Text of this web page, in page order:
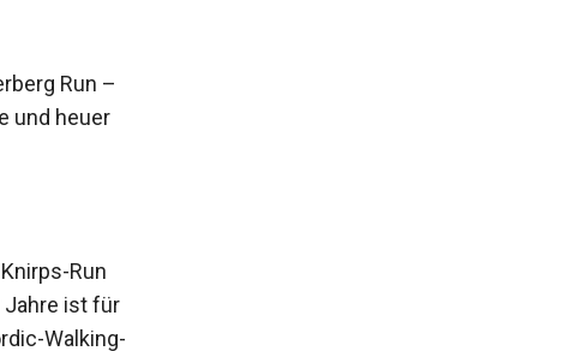
Run –
und heuer
Run
Jahre ist für
Walking-